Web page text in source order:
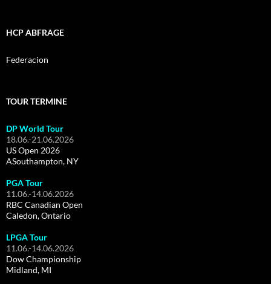
HCP ABFRAGE
Federacion
TOUR TERMINE
DP World Tour
18.06.-21.06.2026
US Open 2026
ASouthampton, NY
PGA Tour
11.06.-14.06.2026
RBC Canadian Open
Caledon, Ontario
LPGA Tour
11.06.-14.06.2026
Dow Championship
Midland, MI